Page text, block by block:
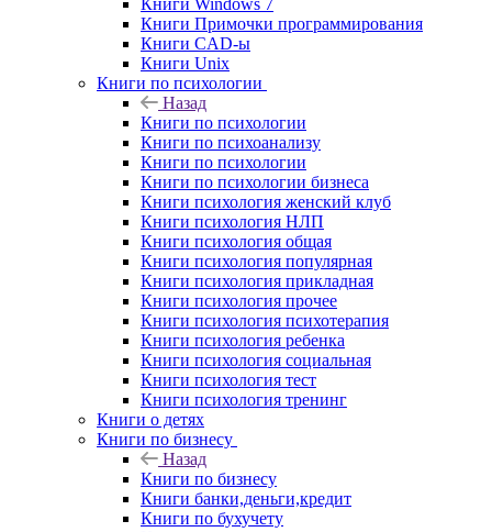
Книги Windows 7
Книги Примочки программирования
Книги CAD-ы
Книги Unix
Книги по психологии
Назад
Книги по психологии
Книги по психоанализу
Книги по психологии
Книги по психологии бизнеса
Книги психология женский клуб
Книги психология НЛП
Книги психология общая
Книги психология популярная
Книги психология прикладная
Книги психология прочее
Книги психология психотерапия
Книги психология ребенка
Книги психология социальная
Книги психология тест
Книги психология тренинг
Книги о детях
Книги по бизнесу
Назад
Книги по бизнесу
Книги банки,деньги,кредит
Книги по бухучету